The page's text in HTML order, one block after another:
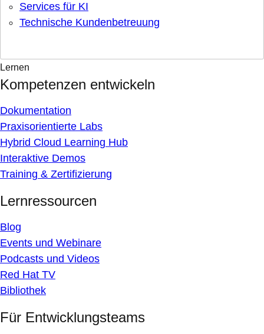
Services für KI
Technische Kundenbetreuung
Lernen
Kompetenzen entwickeln
Dokumentation
Praxisorientierte Labs
Hybrid Cloud Learning Hub
Interaktive Demos
Training & Zertifizierung
Lernressourcen
Blog
Events und Webinare
Podcasts und Videos
Red Hat TV
Bibliothek
Für Entwicklungsteams